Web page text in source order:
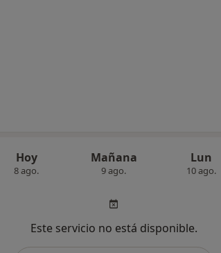
Hoy
8 ago.
Mañana
9 ago.
Lun
10 ago.
Este servicio no está disponible.